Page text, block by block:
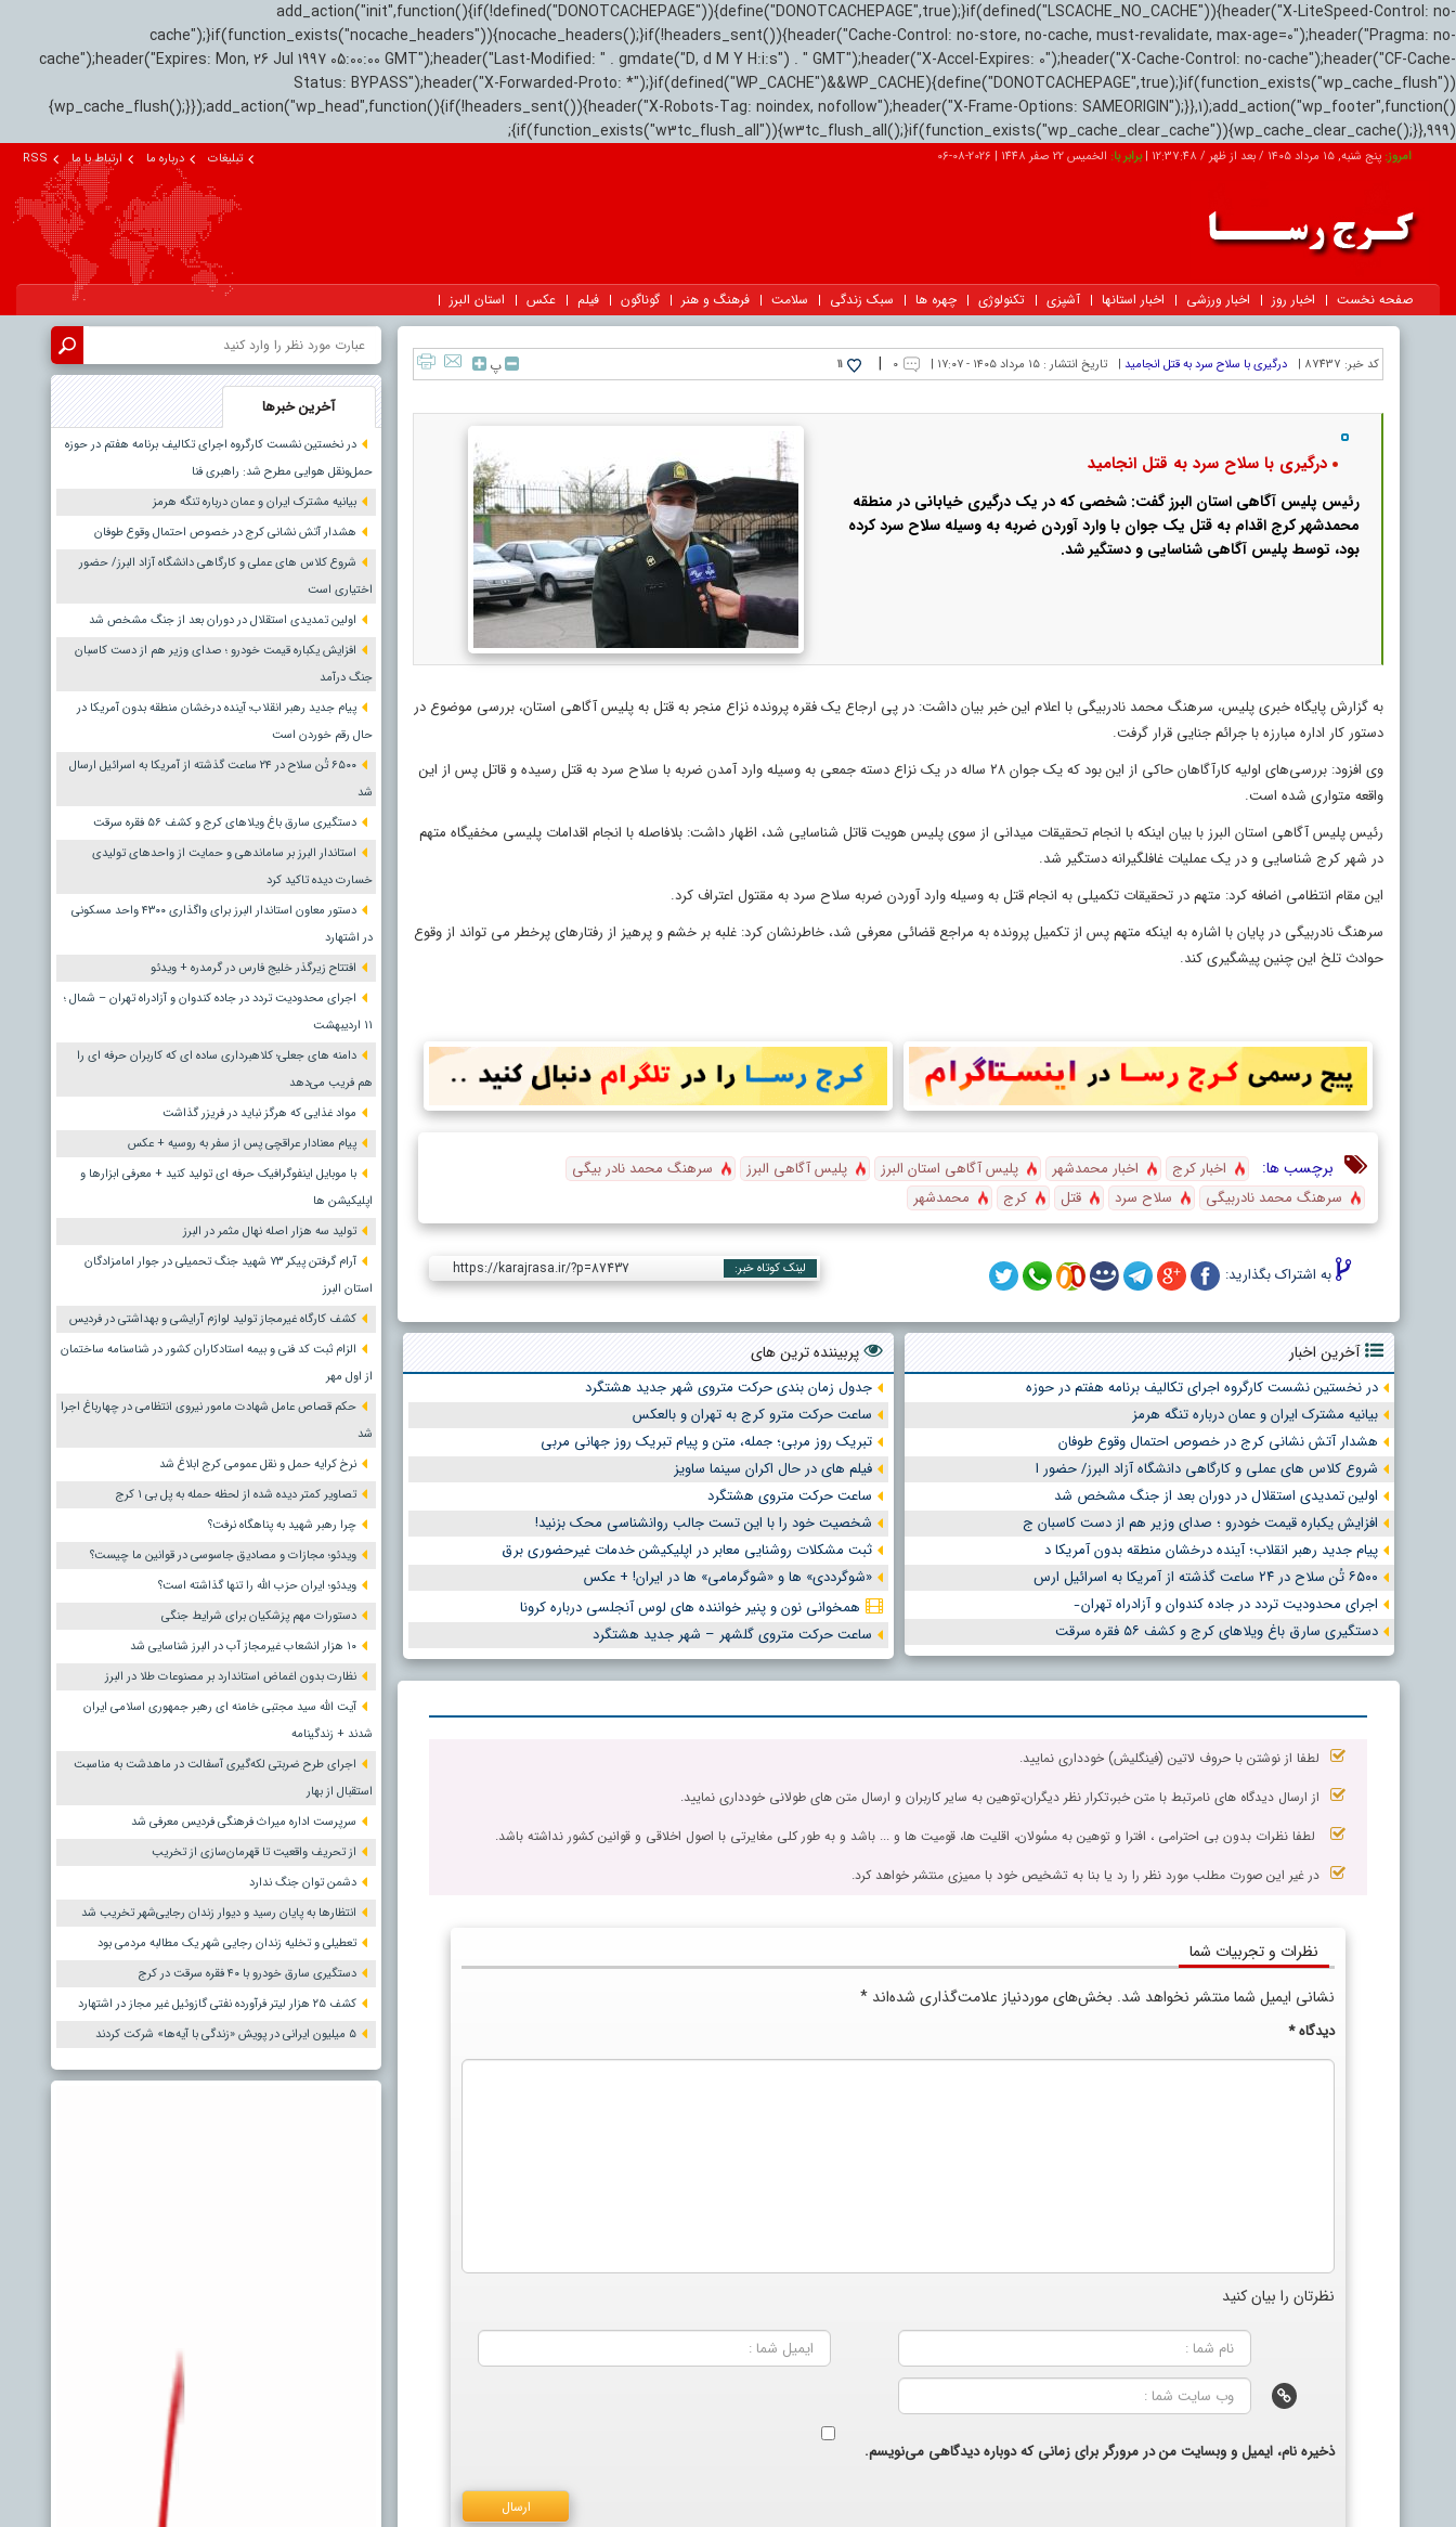
add_action("init",function(){if(!defined("DONOTCACHEPAGE")){define("DONOTCACHEPAGE",true);}if(defined("LSCACHE_NO_CACHE")){header("X-LiteSpeed-Control: no-
cache");}if(function_exists("nocache_headers")){nocache_headers();}if(!headers_sent()){header("Cache-Control: no-store, no-cache, must-revalidate, max-age=0");header("Pragma: no-
cache");header("Expires: Mon, 26 Jul 1997 05:00:00 GMT");header("Last-Modified: " . gmdate("D, d M Y H:i:s") . " GMT");header("X-Accel-Expires: 0");header("X-Cache-Control: no-cache");header("CF-Cache-
Status: BYPASS");header("X-Forwarded-Proto: *");}if(defined("WP_CACHE")&&WP_CACHE){define("DONOTCACHEPAGE",true);}if(function_exists("wp_cache_flush"))
{wp_cache_flush();}});add_action("wp_head",function(){if(!headers_sent()){header("X-Robots-Tag: noindex, nofollow");header("X-Frame-Options: SAMEORIGIN");}},1);add_action("wp_footer",function()
{if(function_exists("w3tc_flush_all")){w3tc_flush_all();}if(function_exists("wp_cache_clear_cache")){wp_cache_clear_cache();}},999);
امروز:پنج شنبه, ۱۵ مرداد ۱۴۰۵ / بعد از ظهر / 12:37:49
|برابر با: الخميس 22 صفر 1448 |
2026-08-06 تبلیغات درباره ما ارتباط با ما RSS
صفحه نخست اخبار روز اخبار ورزشی اخبار استانها آشپزی تکنولوژی چهره ها سبک زندگی سلامت فرهنگ و هنر گوناگون فیلم عکس استان البرز
کد خبر: 87437 | درگیری با سلاح سرد به قتل انجامید | تاریخ انتشار : ۱۵ مرداد ۱۴۰۵ - ۱۷:۰۷ | ۰ |
11 پ
درگیری با سلاح سرد به قتل انجامید
رئیس پلیس آگاهی استان البرز گفت: شخصی که در یک درگیری خیابانی در منطقه
محمدشهر کرج اقدام به قتل یک جوان با وارد آوردن ضربه به وسیله سلاح سرد کرده
بود، توسط پلیس آگاهی شناسایی و دستگیر شد.
به گزارش پایگاه خبری پلیس، سرهنگ محمد نادربیگی با اعلام این خبر بیان داشت: در پی ارجاع یک فقره پرونده نزاع منجر به قتل به پلیس آگاهی استان، بررسی موضوع در
دستور کار اداره مبارزه با جرائم جنایی قرار گرفت.
وی افزود: بررسی‌های اولیه کارآگاهان حاکی از این بود که یک جوان ۲۸ ساله در یک نزاع دسته جمعی به وسیله وارد آمدن ضربه با سلاح سرد به قتل رسیده و قاتل پس از این
واقعه متواری شده است.
رئیس پلیس آگاهی استان البرز با بیان اینکه با انجام تحقیقات میدانی از سوی پلیس هویت قاتل شناسایی شد، اظهار داشت: بلافاصله با انجام اقدامات پلیسی مخفیگاه متهم
در شهر کرج شناسایی و در یک عملیات غافلگیرانه دستگیر شد.
این مقام انتظامی اضافه کرد: متهم در تحقیقات تکمیلی به انجام قتل به وسیله وارد آوردن ضربه سلاح سرد به مقتول اعتراف کرد.
سرهنگ نادربیگی در پایان با اشاره به اینکه متهم پس از تکمیل پرونده به مراجع قضائی معرفی شد، خاطرنشان کرد: غلبه بر خشم و پرهیز از رفتارهای پرخطر می تواند از وقوع
حوادث تلخ این چنین پیشگیری کند.
برچسب ها: اخبار کرج اخبار محمدشهر پلیس آگاهی استان البرز پلیس آگاهی البرز
سرهنگ محمد نادر بیگی
سرهنگ محمد نادربیگی
سلاح سرد قتل کرج محمدشهر
به اشتراک بگذارید: لینک کوتاه خبر: https://karajrasa.ir/?p=87437
آخرین اخبار
در نخستین نشست کارگروه اجرای تکالیف برنامه هفتم در حوزه
بیانیه مشترک ایران و عمان درباره تنگه هرمز
هشدار آتش نشانی کرج در خصوص احتمال وقوع طوفان
شروع کلاس های عملی و کارگاهی دانشگاه آزاد البرز/ حضور ا
اولین تمدیدی استقلال در دوران بعد از جنگ مشخص شد
افزایش یکباره قیمت خودرو ؛ صدای وزیر هم از دست کاسبان ج
پیام جدید رهبر انقلاب؛ آینده درخشان منطقه بدون آمریکا د
۶۵۰۰ تُن سلاح در ۲۴ ساعت گذشته از آمریکا به اسرائیل ارس
اجرای محدودیت تردد در جاده کندوان و آزادراه تهران ̵
دستگیری سارق باغ ویلاهای کرج و کشف ۵۶ فقره سرقت
پربیننده ترین های
جدول زمان بندی حرکت متروی شهر جدید هشتگرد
ساعت حرکت مترو کرج به تهران و بالعکس
تبریک روز مربی؛ جمله، متن و پیام تبریک روز جهانی مربی
فیلم های در حال اکران سینما ساویز
ساعت حرکت متروی هشتگرد
شخصیت خود را با این تست جالب روانشناسی محک بزنید!
ثبت مشکلات روشنایی معابر در اپلیکیشن خدمات غیرحضوری برق
«شوگرددی» ها و «شوگرمامی» ها در ایران! + عکس
همخوانی نون و پنیر خواننده های لوس آنجلسی درباره کرونا
ساعت حرکت متروی گلشهر – شهر جدید هشتگرد
لطفا از نوشتن با حروف لاتین (فینگلیش) خودداری نمایید.
از ارسال دیدگاه های نامرتبط با متن خبر،تکرار نظر دیگران،توهین به سایر کاربران و ارسال متن های طولانی خودداری نمایید.
لطفا نظرات بدون بی احترامی ، افترا و توهین به مسٔولان، اقلیت ها، قومیت ها و ... باشد و به طور کلی مغایرتی با اصول اخلاقی و قوانین کشور نداشته باشد.
در غیر این صورت مطلب مورد نظر را رد یا بنا به تشخیص خود با ممیزی منتشر خواهد کرد.
نظرات و تجربیات شما
نشانی ایمیل شما منتشر نخواهد شد. بخش‌های موردنیاز علامت‌گذاری شده‌اند *
دیدگاه*
نظرتان را بیان کنید
ذخیره نام، ایمیل و وبسایت من در مرورگر برای زمانی که دوباره دیدگاهی می‌نویسم.
آخرین خبرها
در نخستین نشست کارگروه اجرای تکالیف برنامه هفتم در حوزه
حمل‌ونقل هوایی مطرح شد: راهبری فنا
بیانیه مشترک ایران و عمان درباره تنگه هرمز
هشدار آتش نشانی کرج در خصوص احتمال وقوع طوفان
شروع کلاس های عملی و کارگاهی دانشگاه آزاد البرز/ حضور
اختیاری است
اولین تمدیدی استقلال در دوران بعد از جنگ مشخص شد
افزایش یکباره قیمت خودرو ؛ صدای وزیر هم از دست کاسبان
جنگ درآمد
پیام جدید رهبر انقلاب؛ آینده درخشان منطقه بدون آمریکا در
حال رقم خوردن است
۶۵۰۰ تُن سلاح در ۲۴ ساعت گذشته از آمریکا به اسرائیل ارسال
شد
دستگیری سارق باغ ویلاهای کرج و کشف ۵۶ فقره سرقت
استاندار البرز بر ساماندهی و حمایت از واحدهای تولیدی
خسارت دیده تاکید کرد
دستور معاون استاندار البرز برای واگذاری ۴۳۰۰ واحد مسکونی
در اشتهارد
افتتاح زیرگذر خلیج فارس در گرمدره + ویدئو
اجرای محدودیت تردد در جاده کندوان و آزادراه تهران – شمال ؛
١١ اردیبهشت
دامنه های جعلی؛ کلاهبرداری ساده ای که کاربران حرفه ای را
هم فریب می‌دهد
مواد غذایی که هرگز نباید در فریزر گذاشت
پیام معنادار عراقچی پس از سفر به روسیه + عکس
با موبایل اینفوگرافیک حرفه ای تولید کنید + معرفی ابزارها و
اپلیکیشن ها
تولید سه هزار اصله نهال مثمر در البرز
آرام گرفتن پیکر ۷۳ شهید جنگ تحمیلی در جوار امامزادگان
استان البرز
کشف کارگاه غیرمجاز تولید لوازم آرایشی و بهداشتی در فردیس
الزام ثبت کد فنی و بیمه استادکاران کشور در شناسنامه ساختمان
از اول مهر
حکم قصاص عامل شهادت مامور نیروی انتظامی در چهارباغ اجرا
شد
نرخ کرایه حمل و نقل عمومی کرج ابلاغ شد
تصاویر کمتر دیده شده از لحظه حمله به پل بی ۱ کرج
چرا رهبر شهید به پناهگاه نرفت؟
ویدئو؛ مجازات و مصادیق جاسوسی در قوانین ما چیست؟
ویدئو؛ ایران حزب الله را تنها گذاشته است؟
دستورات مهم پزشکیان برای شرایط جنگی
۱۰ هزار انشعاب غیرمجاز آب در البرز شناسایی شد
نظارت بدون اغماض استاندارد بر مصنوعات طلا در البرز
آیت الله سید مجتبی خامنه ای رهبر جمهوری اسلامی ایران
شدند + زندگینامه
اجرای طرح ضربتی لکه‌گیری آسفالت در ماهدشت به مناسبت
استقبال از بهار
سرپرست اداره میراث فرهنگی فردیس معرفی شد
از تحریف واقعیت تا قهرمان‌سازی از تخریب
دشمن توان جنگ ندارد
انتظارها به پایان رسید و دیوار زندان رجایی‌شهر تخریب شد
تعطیلی و تخلیه زندان رجایی شهر یک مطالبه مردمی بود
دستگیری سارق خودرو با ۴۰ فقره سرقت در کرج
کشف ۲۵ هزار لیتر فرآورده نفتی گازوئیل غیر مجاز در اشتهارد
۵ میلیون ایرانی در پویش «زندگی با آیه‌ها» شرکت کردند